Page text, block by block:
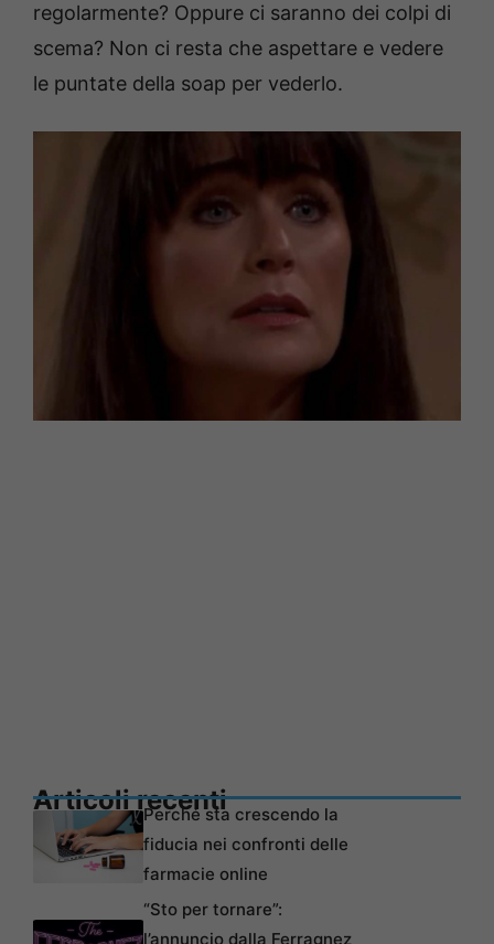
regolarmente? Oppure ci saranno dei colpi di
scema? Non ci resta che aspettare e vedere
le puntate della soap per vederlo.
Articoli recentiPerché sta crescendo la
fiducia nei confronti delle
farmacie online
“Sto per tornare”:
l’annuncio dalla Ferragnez